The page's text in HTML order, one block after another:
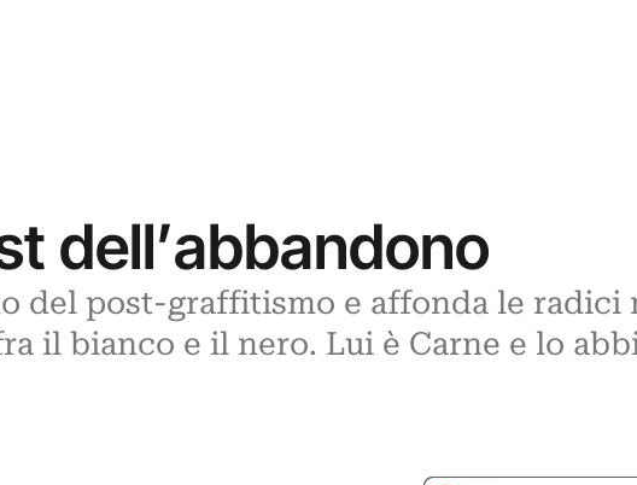
dell’abbandono
del post-graffitismo e affonda le radici
il bianco e il nero. Lui è Carne e lo